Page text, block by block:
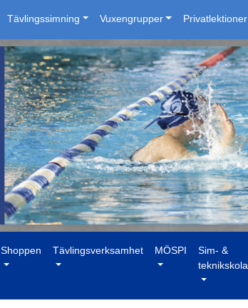
Tävlingssimning Vuxengrupper Privatlektioner
Shoppen Tävlingsverksamhet MÖSPI
Sim- &
teknikskola